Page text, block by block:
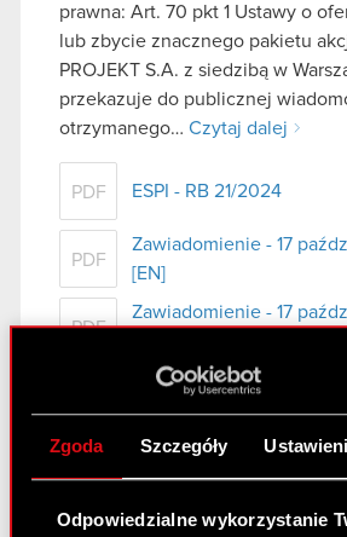
Zgoda Szczegóły
Odpowiedzialne wykorzystanie
prawna: Art. 70 pkt 1 Ustawy o
lub zbycie znacznego pakietu
PROJEKT S.A. z siedzibą w
przekazuje do publicznej
otrzymanego… Czytaj dalej
PDF ESPI - RB 21/2024
PDF
Zawiadomienie - 17
[EN]
PDF
Zawiadomienie - 17
Raport bieżący nr 20/
Temat: Ujawnienie stanu